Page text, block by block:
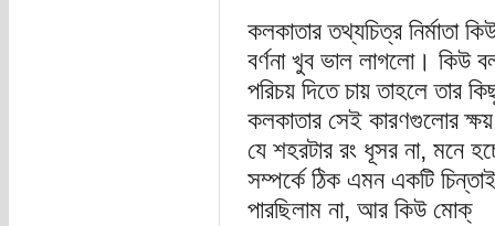
কলকাতার তথ্যচিত্র নির্মাতা
বর্ণনা খুব ভাল লাগলো। কিউ
পরিচয় দিতে চায় তাহলে তার
কলকাতার সেই কারণগুলোর
যে শহরটার রং ধূসর না, মনে
সম্পর্কে ঠিক এমন একটি
পারছিলাম না, আর কিউ মোক্